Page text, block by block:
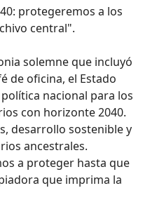
protegeremos a los
central".
solemne que incluyó
de oficina, el Estado
nacional para los
con horizonte 2040.
desarrollo sostenible y
ancestrales.
a proteger hasta que
que imprima la